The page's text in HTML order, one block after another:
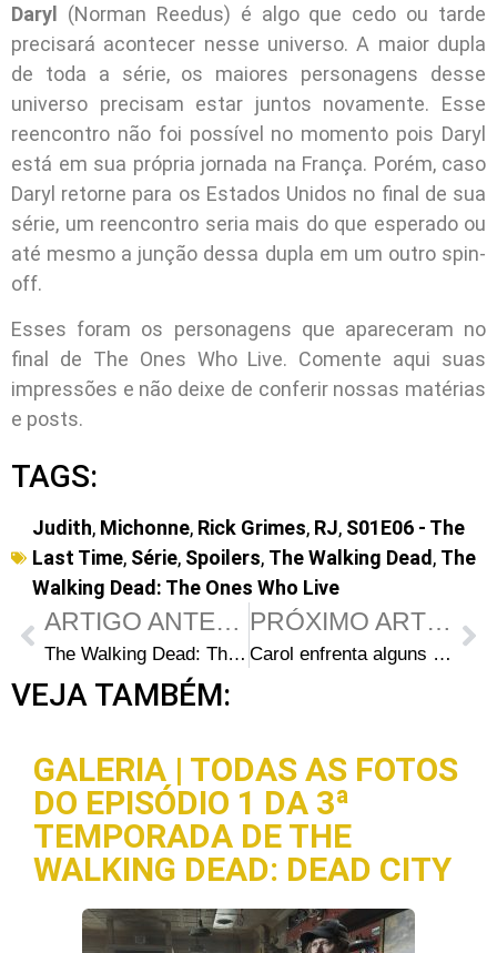
Daryl (Norman Reedus) é algo que cedo ou tarde
precisará acontecer nesse universo. A maior dupla
de toda a série, os maiores personagens desse
universo precisam estar juntos novamente. Esse
reencontro não foi possível no momento pois Daryl
está em sua própria jornada na França. Porém, caso
Daryl retorne para os Estados Unidos no final de sua
série, um reencontro seria mais do que esperado ou
até mesmo a junção dessa dupla em um outro spin-
off.
Esses foram os personagens que apareceram no
final de The Ones Who Live. Comente aqui suas
impressões e não deixe de conferir nossas matérias
e posts.
TAGS:
Judith, Michonne, Rick Grimes, RJ, S01E06 - The
Last Time, Série, Spoilers, The Walking Dead, The
Walking Dead: The Ones Who Live
ARTIGO ANTERIOR
The Walking Dead: The Ones Who Live acabou? Vai ter 2ª Temporada?
PRÓXIMO ARTIGO
Carol enfrenta alguns desafios em novo teaser de The Walking Dead: Daryl Dixon – The Book of Carol
VEJA TAMBÉM:
GALERIA | TODAS AS FOTOS
DO EPISÓDIO 1 DA 3ª
TEMPORADA DE THE
WALKING DEAD: DEAD CITY